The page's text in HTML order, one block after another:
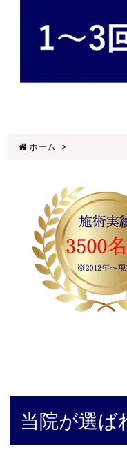
ホーム >
当院が選ば